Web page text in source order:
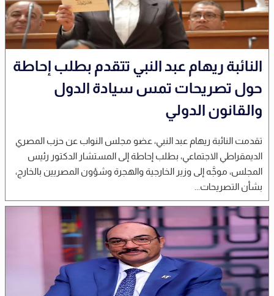
النائبة ريهام عبد النبي تتقدم بطلب إحاطة
حول تصريحات تمس سيادة الدول
والقانون الدولي
تقدمت النائبة ريهام عبد النبي، عضو مجلس النواب عن حزب المصري
الديمقراطي الاجتماعي، بطلب إحاطة إلى المستشار الدكتور رئيس
المجلس، موجَّه إلى وزير الخارجية والهجرة وشؤون المصريين بالخارج،
بشأن التصريحات...